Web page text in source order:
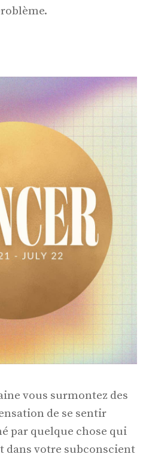
vous surmontez des
de se sentir
par quelque chose qui
dans votre subconscient